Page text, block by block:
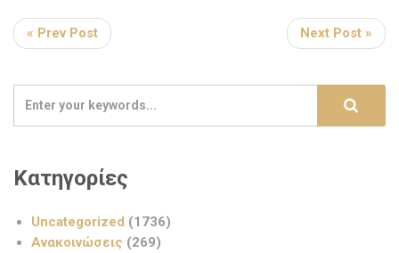
« Prev Post Next Post »
Κατηγορίες
Uncategorized (1736)
Ανακοινώσεις (269)